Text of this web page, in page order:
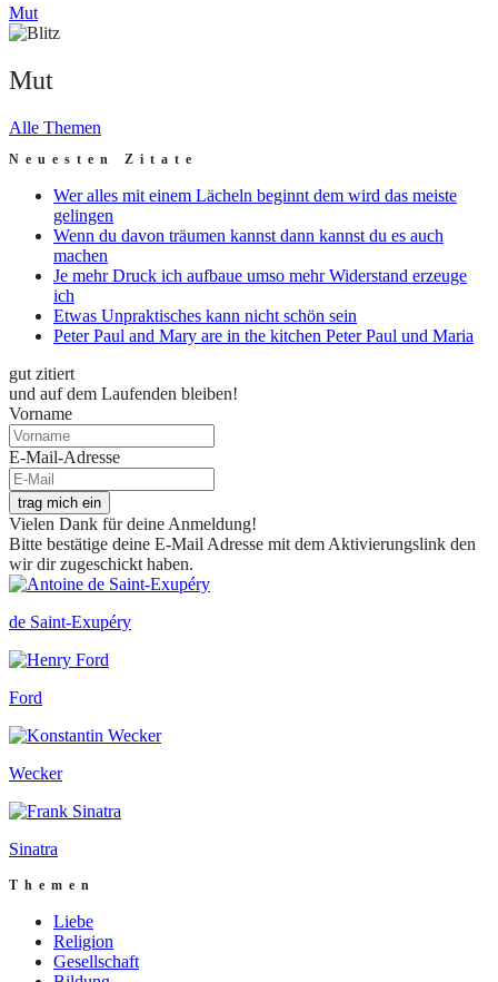
Mut
Mut
Alle Themen
Neuesten Zitate
Wer alles mit einem Lächeln beginnt dem wird das meiste
gelingen
Wenn du davon träumen kannst dann kannst du es auch
machen
Je mehr Druck ich aufbaue umso mehr Widerstand erzeuge
ich
Etwas Unpraktisches kann nicht schön sein
Peter Paul and Mary are in the kitchen Peter Paul und Maria
gut zitiert
und auf dem Laufenden bleiben!
Vorname
E-Mail-Adresse
trag mich ein
Vielen Dank für deine Anmeldung!
Bitte bestätige deine E-Mail Adresse mit dem Aktivierungslink den
wir dir zugeschickt haben.
de Saint-Exupéry
Ford
Wecker
Sinatra
Themen
Liebe
Religion
Gesellschaft